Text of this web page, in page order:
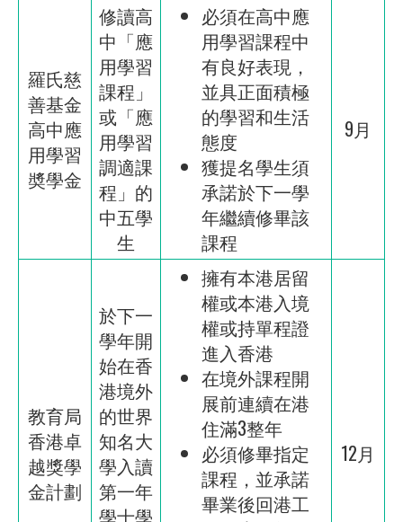
羅氏慈
善基金
高中應
用學習
奬學金
修讀高
中「應
用學習
課程」
或「應
用學習
調適課
程」的
中五學
生
必須在高中應
用學習課程中
有良好表現，
並具正面積極
的學習和生活
態度
獲提名學生須
承諾於下一學
年繼續修畢該
課程
9月
教育局
香港卓
越獎學
金計劃
於下一
學年開
始在香
港境外
的世界
知名大
學入讀
第一年
學士學
擁有本港居留
權或本港入境
權或持單程證
進入香港
在境外課程開
展前連續在港
住滿3整年
必須修畢指定
課程，並承諾
畢業後回港工
12月